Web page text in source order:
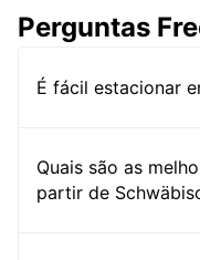
Perguntas
É fácil estacionar
Quais são as
partir de